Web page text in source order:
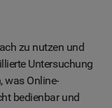
zu nutzen und
Untersuchung
was Online-
bedienbar und